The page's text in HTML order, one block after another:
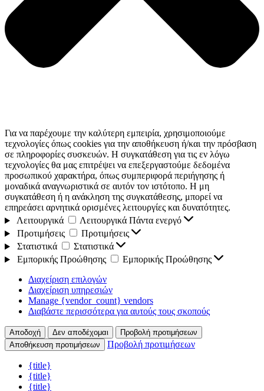
Για να παρέχουμε την καλύτερη εμπειρία, χρησιμοποιούμε
τεχνολογίες όπως cookies για την αποθήκευση ή/και την πρόσβαση
σε πληροφορίες συσκευών. Η συγκατάθεση για τις εν λόγω
τεχνολογίες θα μας επιτρέψει να επεξεργαστούμε δεδομένα
προσωπικού χαρακτήρα, όπως συμπεριφορά περιήγησης ή
μοναδικά αναγνωριστικά σε αυτόν τον ιστότοπο. Η μη
συγκατάθεση ή η ανάκληση της συγκατάθεσης, μπορεί να
επηρεάσει αρνητικά ορισμένες λειτουργίες και δυνατότητες.
Λειτουργικά
Λειτουργικά Πάντα ενεργό
Προτιμήσεις
Προτιμήσεις
Στατιστικά
Στατιστικά
Εμπορικής Προώθησης
Εμπορικής Προώθησης
Διαχείριση επιλογών
Διαχείριση υπηρεσιών
Manage {vendor_count} vendors
Διαβάστε περισσότερα για αυτούς τους σκοπούς
Αποδοχή Δεν αποδέχομαι
Προβολή προτιμήσεων
Αποθήκευση προτιμήσεων
Προβολή προτιμήσεων
{title}
{title}
{title}